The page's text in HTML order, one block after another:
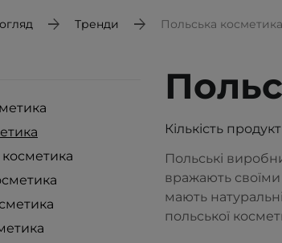
Тренди Польська косметика
Кількість
Польські
вражають
мають
польської